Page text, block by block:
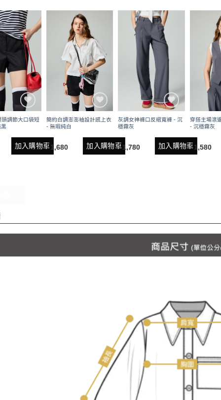
頭調節大口袋短
黑
加入購物車
簡約白調澎澎袖設計感上衣
- 無瑕純白
$ 1,680 加入購物車
灰調女神褲口反褶寬褲 - 沉
穩霧灰
$ 1,780 加入購物車
穿搭主場滾
- 沉穩霧灰
$ 1,580